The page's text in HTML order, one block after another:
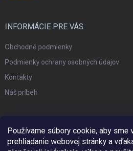
Používame súbory cookie, aby sme
prehliadanie webovej stránky a
INFORMÁCIE PRE VÁS
Obchodné podmienky
Podmienky ochrany osobných údajov
Kontakty
Náš príbeh